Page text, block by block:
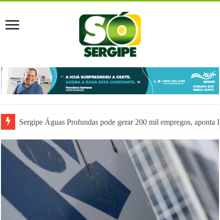
Sergipe Águas Profundas pode gerar 200 mil empregos, aponta